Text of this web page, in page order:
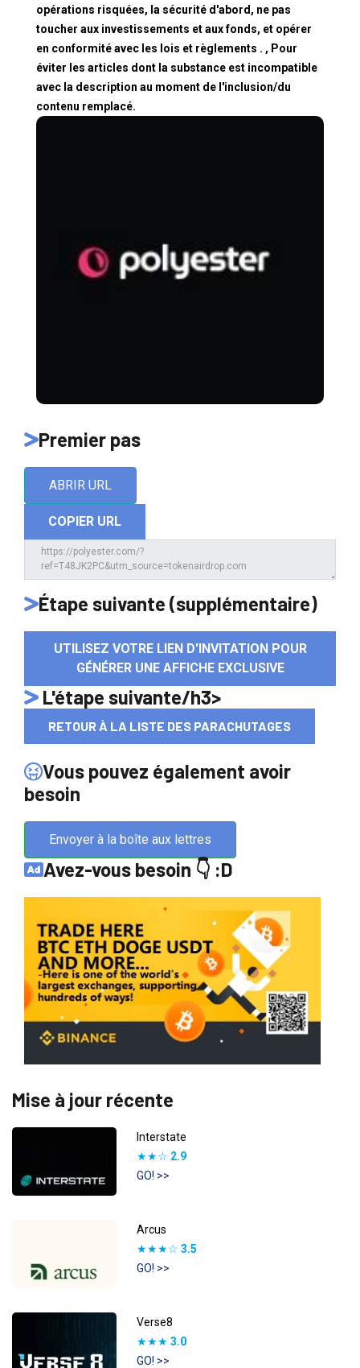
opérations risquées, la sécurité d'abord, ne pas
toucher aux investissements et aux fonds, et opérer
en conformité avec les lois et règlements . , Pour
éviter les articles dont la substance est incompatible
avec la description au moment de l'inclusion/du
contenu remplacé.
Premier pas
ABRIR URL
COPIER URL
Étape suivante (supplémentaire)
UTILISEZ VOTRE LIEN D'INVITATION POUR
GÉNÉRER UNE AFFICHE EXCLUSIVE
L'étape suivante/h3>
RETOUR À LA LISTE DES PARACHUTAGES
Vous pouvez également avoir
besoin
Envoyer à la boîte aux lettres
Avez-vous besoin 👇 :D
Mise à jour récente
Interstate
★★☆ 2.9
GO! >>
Arcus
★★★☆ 3.5
GO! >>
Verse8
★★★ 3.0
GO! >>